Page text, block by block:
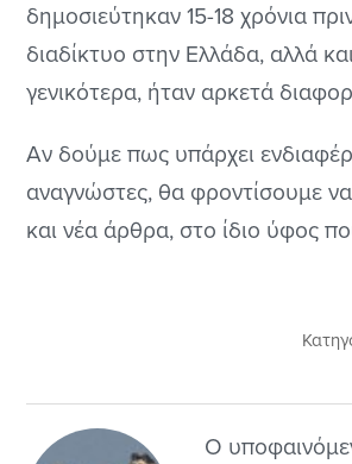
δημοσιεύτηκαν 15-18 χρόνια
διαδίκτυο στην Ελλάδα, αλλά
γενικότερα, ήταν αρκετά
Αν δούμε πως υπάρχει
αναγνώστες, θα φροντίσουμε
και νέα άρθρα, στο ίδιο ύφος
Ο